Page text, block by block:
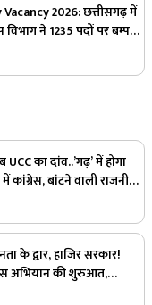
2026: छत्तीसगढ़ में
ने 1235 पदों पर बम्पर
पद
का दांव..’गढ़’ में होगा
बांटने वाली राजनीति
के द्वार, हाजिर सरकार!
अभियान की शुरुआत,
जमीनी पकड़